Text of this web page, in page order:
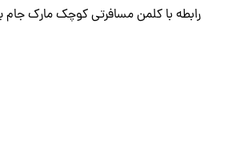
رابطه با کلمن مسافرتی کوچک مارک جام